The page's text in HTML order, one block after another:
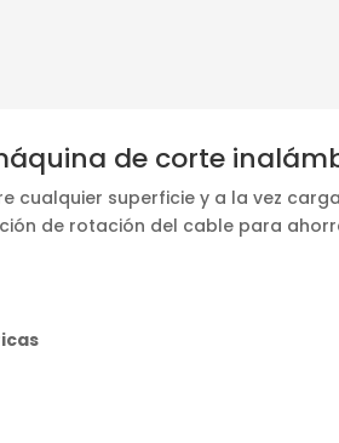
de corte
cualquier superficie y a la vez
de rotación del cable para